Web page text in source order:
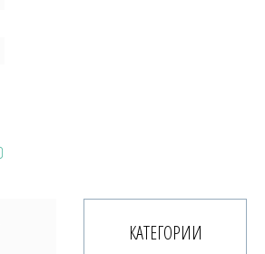
КАТЕГОРИИ